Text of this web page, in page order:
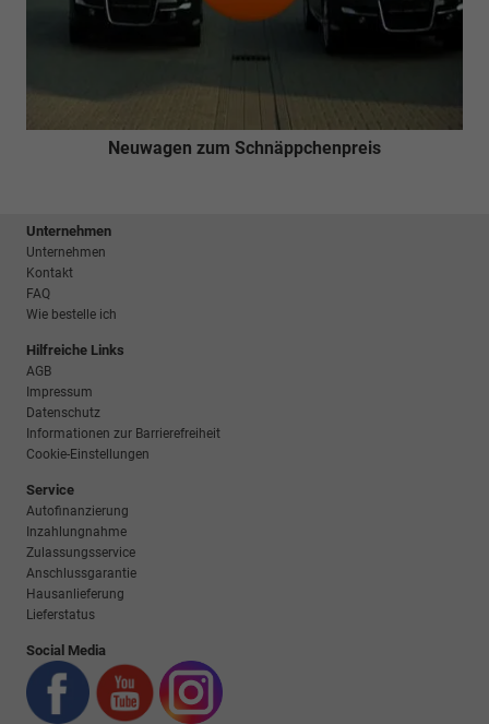
Neuwagen zum Schnäppchenpreis
Unternehmen
Unternehmen
Kontakt
FAQ
Wie bestelle ich
Hilfreiche Links
AGB
Impressum
Datenschutz
Informationen zur Barrierefreiheit
Cookie-Einstellungen
Service
Autofinanzierung
Inzahlungnahme
Zulassungsservice
Anschlussgarantie
Hausanlieferung
Lieferstatus
Social Media